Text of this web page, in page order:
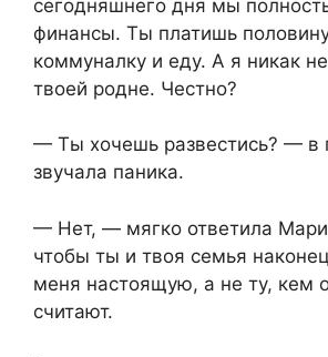
сегодняшнего дня мы
финансы. Ты платишь
коммуналку и еду. А я никак
твоей родне. Честно?
— Ты хочешь развестись? — в
звучала паника.
— Нет, — мягко ответила
чтобы ты и твоя семья
меня настоящую, а не ту, кем
считают.